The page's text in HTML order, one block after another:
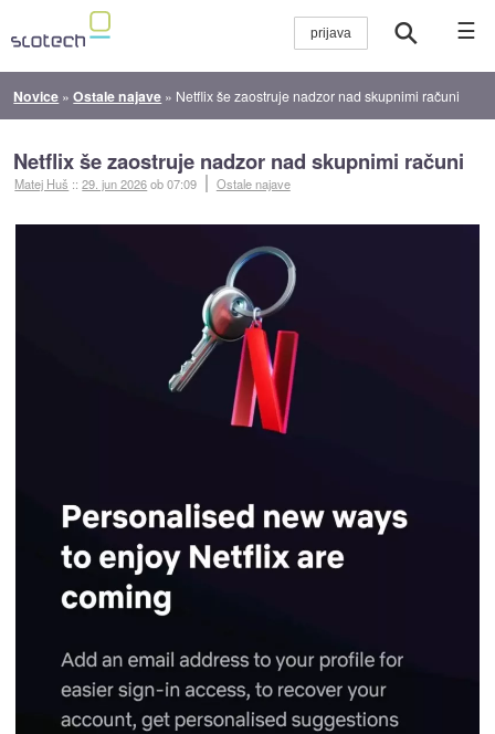
☰
Novice »Ostale najave » Netflix še zaostruje nadzor nad skupnimi računi
Netflix še zaostruje nadzor nad skupnimi računi
Matej Huš ::29. jun 2026ob 07:09 Ostale najave